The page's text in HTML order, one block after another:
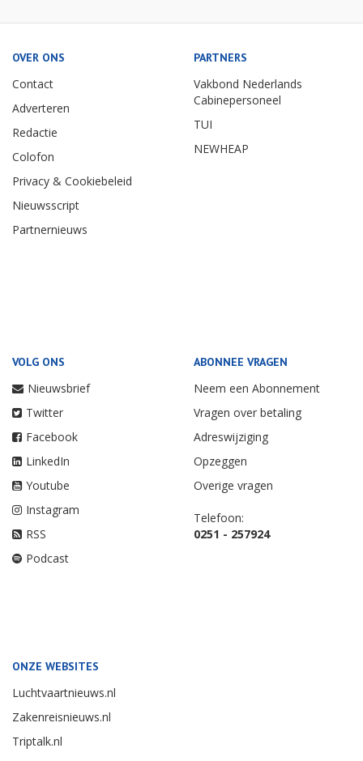
OVER ONS
Contact
Adverteren
Redactie
Colofon
Privacy & Cookiebeleid
Nieuwsscript
Partnernieuws
PARTNERS
Vakbond Nederlands
Cabinepersoneel
TUI
NEWHEAP
VOLG ONS
Nieuwsbrief
Twitter
Facebook
LinkedIn
Youtube
Instagram
RSS
Podcast
ABONNEE VRAGEN
Neem een Abonnement
Vragen over betaling
Adreswijziging
Opzeggen
Overige vragen
Telefoon:
0251 - 257924
ONZE WEBSITES
Luchtvaartnieuws.nl
Zakenreisnieuws.nl
Triptalk.nl